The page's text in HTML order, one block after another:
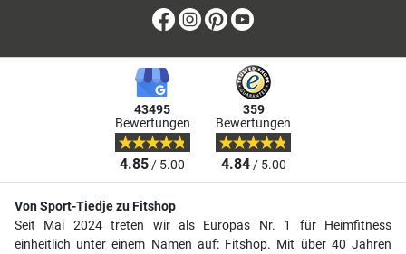
Facebook
Instagram
Pinterest
43495
Bewertungen
4.85/ 5.00
359
Bewertungen
4.84/ 5.00
Von Sport-Tiedje zu Fitshop
Seit Mai 2024 treten wir als Europas Nr. 1 für Heimfitness
einheitlich unter einem Namen auf: Fitshop. Mit über 40 Jahren